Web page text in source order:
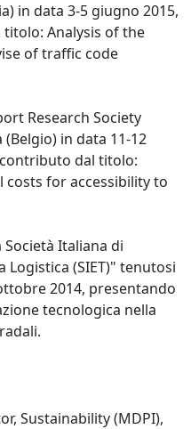
in data 3-5 giugno 2015,
Analysis of the
of traffic code
Research Society
(Belgio) in data 11-12
dal titolo:
costs for accessibility to
Società Italiana di
Logistica (SIET)" tenutosi
2014, presentando
tecnologica nella
Sustainability (MDPI),